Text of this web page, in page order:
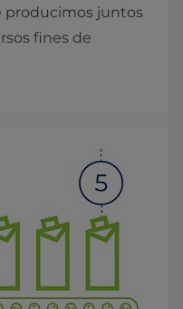
producimos juntos
fines de